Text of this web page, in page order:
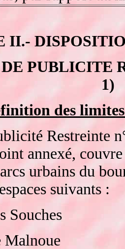
II.-
PUBLICITE
1)
des
Restreinte
annexé, couvre
urbains du
suivants :
Souches
Malnoue